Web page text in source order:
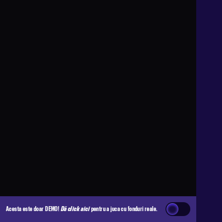
Acesta este doar DEMO!Dă click aicipentru a juca cu fonduri reale.